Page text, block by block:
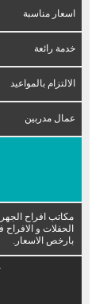
اسعار مناسبة
خدمة رائعة
الالتزام بالمواعيد
عمال مدربين
الحفلات و
بارخص الاسعار.